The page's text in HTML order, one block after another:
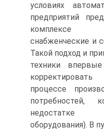
условиях
предприятий
комплексе
снабженческие и
Такой подход и
техники
процессе
потребностей,
недостатке
оборудования). В